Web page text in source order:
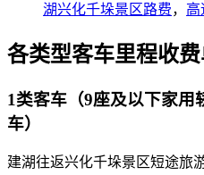
湖兴化千垛景区路费， 高
各类型客车里程收
1类客车（9座及以下家用
车）
建湖往返兴化千垛景区短途旅